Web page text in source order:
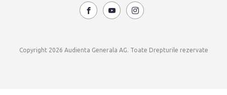
Copyright 2026 Audienta Generala AG. Toate Drepturile rezervate